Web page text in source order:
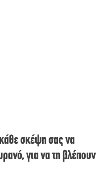
σκέψη σας να
για να τη βλέπουν